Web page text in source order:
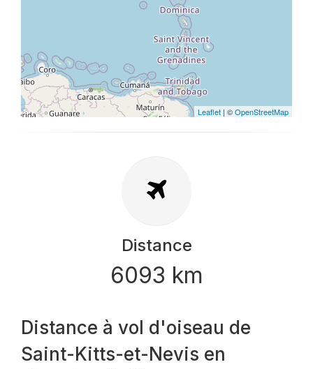
Leaflet | ©OpenStreetMap
Distance
6093 km
Distance à vol d'oiseau de
Saint-Kitts-et-Nevis en